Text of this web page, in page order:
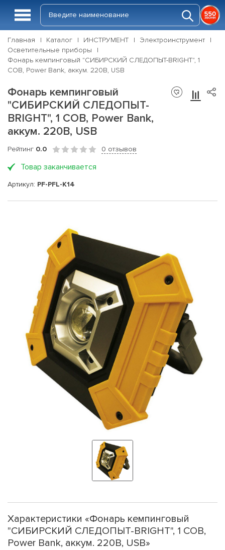
Главная Каталог ИНСТРУМЕНТ
Электроинструмент
Осветительные приборы
Фонарь кемпинговый "СИБИРСКИЙ СЛЕДОПЫТ-BRIGHT", 1
COB, Power Bank, аккум. 220В, USB
Фонарь кемпинговый
"СИБИРСКИЙ СЛЕДОПЫТ-
BRIGHT", 1 COB, Power Bank,
аккум. 220В, USB
Рейтинг 0.0 0 отзывов
Товар заканчивается
Артикул: PF-PFL-K14
Характеристики «Фонарь кемпинговый
"СИБИРСКИЙ СЛЕДОПЫТ-BRIGHT", 1 COB,
Power Bank, аккум. 220В, USB»